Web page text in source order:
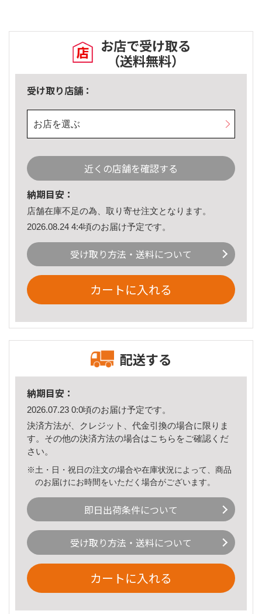
お店で受け取る
（送料無料）
受け取り店舗：
お店を選ぶ
近くの店舗を確認する
納期目安：
店舗在庫不足の為、取り寄せ注文となります。
2026.08.24 4:4頃のお届け予定です。
受け取り方法・送料について
カートに入れる
配送する
納期目安：
2026.07.23 0:0頃のお届け予定です。
決済方法が、クレジット、代金引換の場合に限りま
す。その他の決済方法の場合はこちら をご確認くだ
さい。
※土・日・祝日の注文の場合や在庫状況によって、商品
のお届けにお時間をいただく場合がございます。
即日出荷条件について
受け取り方法・送料について
カートに入れる